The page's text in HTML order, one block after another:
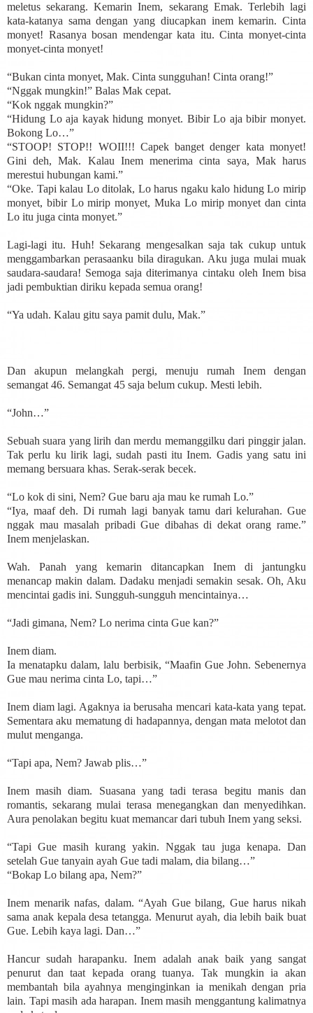
meletus sekarang. Kemarin Inem, sekarang Emak. Terlebih lagi
kata-katanya sama dengan yang diucapkan inem kemarin. Cinta
monyet! Rasanya bosan mendengar kata itu. Cinta monyet-cinta
monyet-cinta monyet!
“Bukan cinta monyet, Mak. Cinta sungguhan! Cinta orang!”
“Nggak mungkin!” Balas Mak cepat.
“Kok nggak mungkin?”
“Hidung Lo aja kayak hidung monyet. Bibir Lo aja bibir monyet.
Bokong Lo…”
“STOOP! STOP!! WOII!!! Capek banget denger kata monyet!
Gini deh, Mak. Kalau Inem menerima cinta saya, Mak harus
merestui hubungan kami.”
“Oke. Tapi kalau Lo ditolak, Lo harus ngaku kalo hidung Lo mirip
monyet, bibir Lo mirip monyet, Muka Lo mirip monyet dan cinta
Lo itu juga cinta monyet.”
Lagi-lagi itu. Huh! Sekarang mengesalkan saja tak cukup untuk
menggambarkan perasaanku bila diragukan. Aku juga mulai muak
saudara-saudara! Semoga saja diterimanya cintaku oleh Inem bisa
jadi pembuktian diriku kepada semua orang!
“Ya udah. Kalau gitu saya pamit dulu, Mak.”
Dan akupun melangkah pergi, menuju rumah Inem dengan
semangat 46. Semangat 45 saja belum cukup. Mesti lebih.
“John…”
Sebuah suara yang lirih dan merdu memanggilku dari pinggir jalan.
Tak perlu ku lirik lagi, sudah pasti itu Inem. Gadis yang satu ini
memang bersuara khas. Serak-serak becek.
“Lo kok di sini, Nem? Gue baru aja mau ke rumah Lo.”
“Iya, maaf deh. Di rumah lagi banyak tamu dari kelurahan. Gue
nggak mau masalah pribadi Gue dibahas di dekat orang rame.”
Inem menjelaskan.
Wah. Panah yang kemarin ditancapkan Inem di jantungku
menancap makin dalam. Dadaku menjadi semakin sesak. Oh, Aku
mencintai gadis ini. Sungguh-sungguh mencintainya…
“Jadi gimana, Nem? Lo nerima cinta Gue kan?”
Inem diam.
Ia menatapku dalam, lalu berbisik, “Maafin Gue John. Sebenernya
Gue mau nerima cinta Lo, tapi…”
Inem diam lagi. Agaknya ia berusaha mencari kata-kata yang tepat.
Sementara aku mematung di hadapannya, dengan mata melotot dan
mulut menganga.
“Tapi apa, Nem? Jawab plis…”
Inem masih diam. Suasana yang tadi terasa begitu manis dan
romantis, sekarang mulai terasa menegangkan dan menyedihkan.
Aura penolakan begitu kuat memancar dari tubuh Inem yang seksi.
“Tapi Gue masih kurang yakin. Nggak tau juga kenapa. Dan
setelah Gue tanyain ayah Gue tadi malam, dia bilang…”
“Bokap Lo bilang apa, Nem?”
Inem menarik nafas, dalam. “Ayah Gue bilang, Gue harus nikah
sama anak kepala desa tetangga. Menurut ayah, dia lebih baik buat
Gue. Lebih kaya lagi. Dan…”
Hancur sudah harapanku. Inem adalah anak baik yang sangat
penurut dan taat kepada orang tuanya. Tak mungkin ia akan
membantah bila ayahnya menginginkan ia menikah dengan pria
lain. Tapi masih ada harapan. Inem masih menggantung kalimatnya